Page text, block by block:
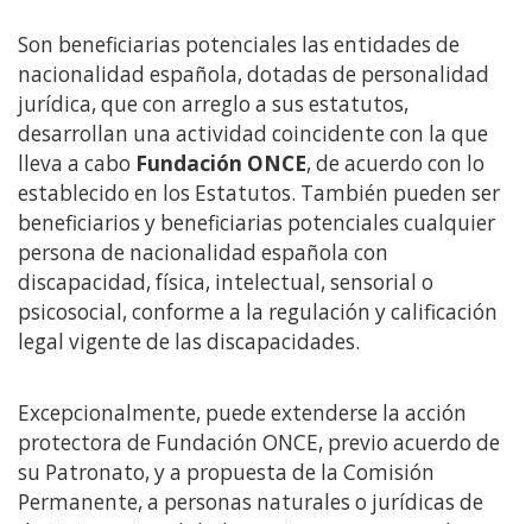
Son beneficiarias potenciales las entidades de
nacionalidad española, dotadas de personalidad
jurídica, que con arreglo a sus estatutos,
desarrollan una actividad coincidente con la que
lleva a cabo Fundación ONCE, de acuerdo con lo
establecido en los Estatutos. También pueden ser
beneficiarios y beneficiarias potenciales cualquier
persona de nacionalidad española con
discapacidad, física, intelectual, sensorial o
psicosocial, conforme a la regulación y calificación
legal vigente de las discapacidades.
Excepcionalmente, puede extenderse la acción
protectora de Fundación ONCE, previo acuerdo de
su Patronato, y a propuesta de la Comisión
Permanente, a personas naturales o jurídicas de